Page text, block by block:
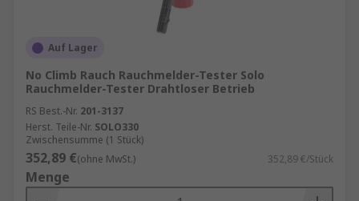
Auf Lager
No Climb Rauch Rauchmelder-Tester Solo
Rauchmelder-Tester Drahtloser Betrieb
RS Best.-Nr. 201-3137
Herst. Teile-Nr. SOLO330
Zwischensumme (1 Stück)
352,89 €(ohne MwSt.) 352,89 €/Stück
Menge